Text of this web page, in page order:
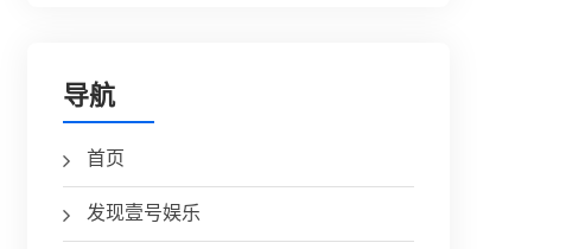
导航
首页
发现壹号娱乐